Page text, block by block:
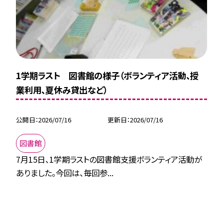
1学期ラスト 図書館の様子（ボランティア活動、授
業利用、夏休み貸出など）
公開日 2026/07/16 更新日 2026/07/16
図書館
7月15日、1学期ラストの図書館支援ボランティア活動が
ありました。今回は、毎回参...